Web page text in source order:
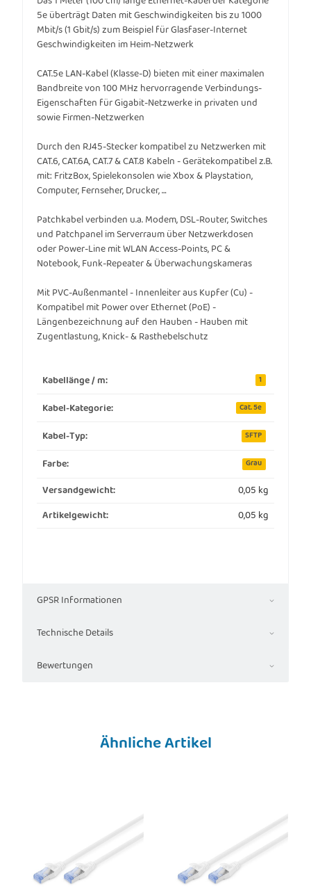
5e überträgt Daten mit Geschwindigkeiten bis zu 1000
Mbit/s (1 Gbit/s) zum Beispiel für Glasfaser-Internet
Geschwindigkeiten im Heim-Netzwerk
CAT.5e LAN-Kabel (Klasse-D) bieten mit einer maximalen
Bandbreite von 100 MHz hervorragende Verbindungs-
Eigenschaften für Gigabit-Netzwerke in privaten und
sowie Firmen-Netzwerken
Durch den RJ45-Stecker kompatibel zu Netzwerken mit
CAT.6, CAT.6A, CAT.7 & CAT.8 Kabeln - Gerätekompatibel z.B.
mit: FritzBox, Spielekonsolen wie Xbox & Playstation,
Computer, Fernseher, Drucker, …
Patchkabel verbinden u.a. Modem, DSL-Router, Switches
und Patchpanel im Serverraum über Netzwerkdosen
oder Power-Line mit WLAN Access-Points, PC &
Notebook, Funk-Repeater & Überwachungskameras
Mit PVC-Außenmantel - Innenleiter aus Kupfer (Cu) -
Kompatibel mit Power over Ethernet (PoE) -
Längenbezeichnung auf den Hauben - Hauben mit
Zugentlastung, Knick- & Rasthebelschutz
Kabellänge / m: 1
Kabel-Kategorie: Cat. 5e
Kabel-Typ: SFTP
Farbe: Grau
Versandgewicht:
0,05 kg
Artikelgewicht:
0,05 kg
GPSR Informationen
Technische Details
Bewertungen
Ähnliche Artikel